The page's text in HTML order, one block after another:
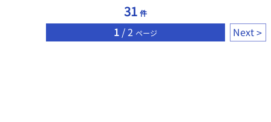
31 件
1 / 2 ページ Next